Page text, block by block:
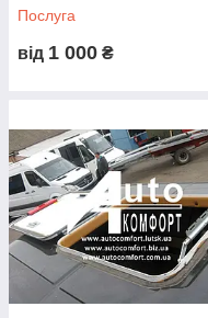
Послуга
від 1 000 ₴